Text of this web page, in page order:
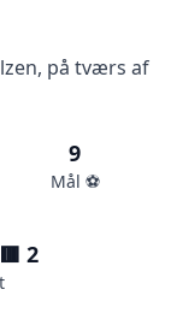
på tværs af
9
Mål ⚽️
2